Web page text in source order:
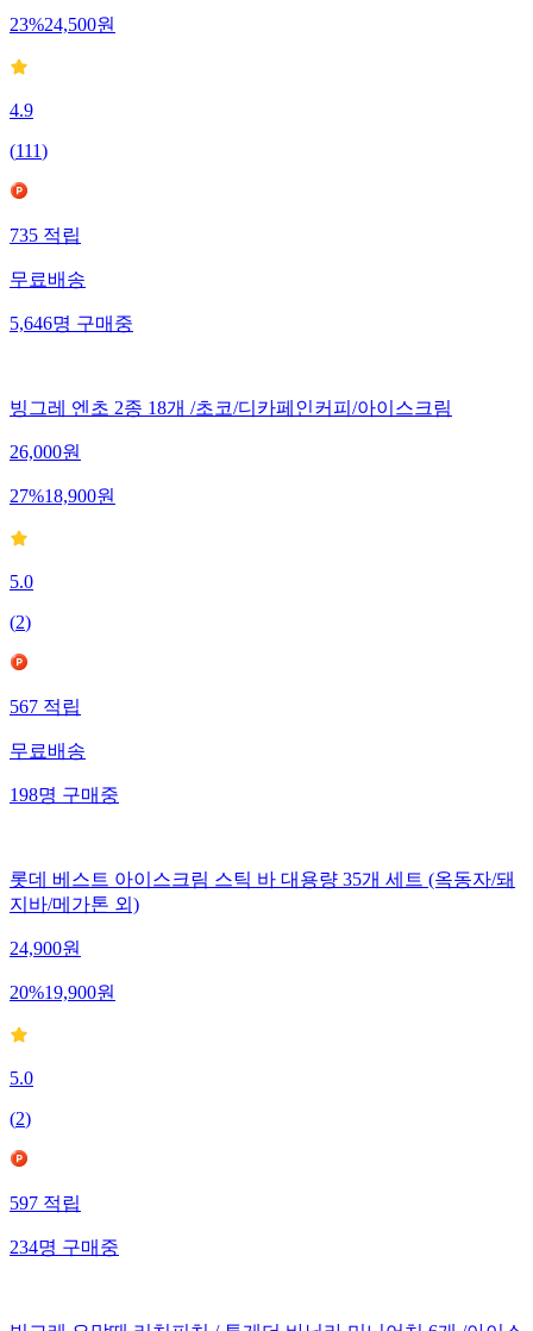
23%24,500원
4.9
(111)
735적립
무료배송
5,646명구매중
빙그레 엔초 2종 18개 /초코/디카페인커피/아이스크림
26,000원
27%18,900원
5.0
(2)
567적립
무료배송
198명구매중
롯데 베스트 아이스크림 스틱 바 대용량 35개 세트 (옥동자/돼
지바/메가톤 외)
24,900원
20%19,900원
5.0
(2)
597적립
234명구매중